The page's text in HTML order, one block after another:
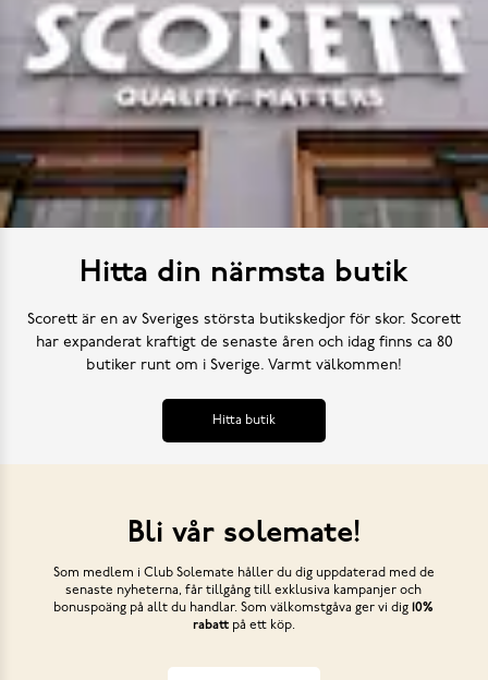
Hitta din närmsta butik
Scorett är en av Sveriges största butikskedjor för skor. Scorett
har expanderat kraftigt de senaste åren och idag finns ca 80
butiker runt om i Sverige. Varmt välkommen!
Hitta butik
Bli vår solemate!
Som medlem i Club Solemate håller du dig uppdaterad med de
senaste nyheterna, får tillgång till exklusiva kampanjer och
bonuspoäng på allt du handlar. Som välkomstgåva ger vi dig 10%
rabattpå ett köp.